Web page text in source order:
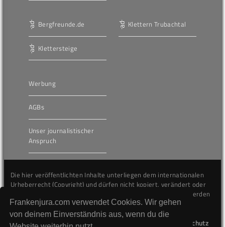
Frankenjura.com verwendet Cookies. Wir gehen
von deinem Einverständnis aus, wenn du die
Bergfreunde.de
Klettersteige
Klettern Trubachtal
Werbung
AGBs
Unser journalistischer
Anspruch
Die hier veröffentlichten Inhalte unterliegen dem internationalen
Urheberrecht (Copyright) und dürfen nicht kopiert, verändert oder
unverändert wiederveröffentlicht werden. Gegen Verstöße werden
wir auf juristischem Wege vorgehen.
Datenschutz